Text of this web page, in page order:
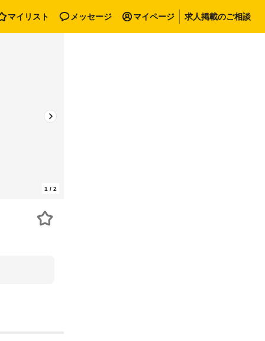
マイリスト メッセージ マイページ 求人掲載のご相談
1 / 2